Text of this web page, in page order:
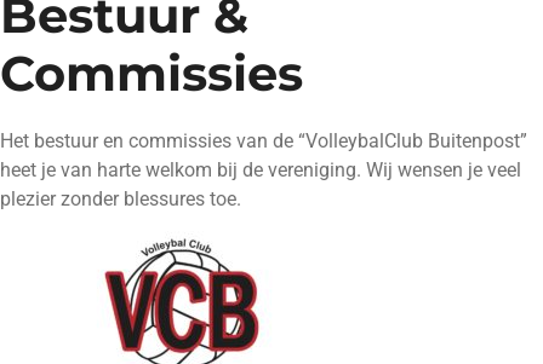
Bestuur &
Commissies
Het bestuur en commissies van de “VolleybalClub Buitenpost”
heet je van harte welkom bij de vereniging. Wij wensen je veel
plezier zonder blessures toe.